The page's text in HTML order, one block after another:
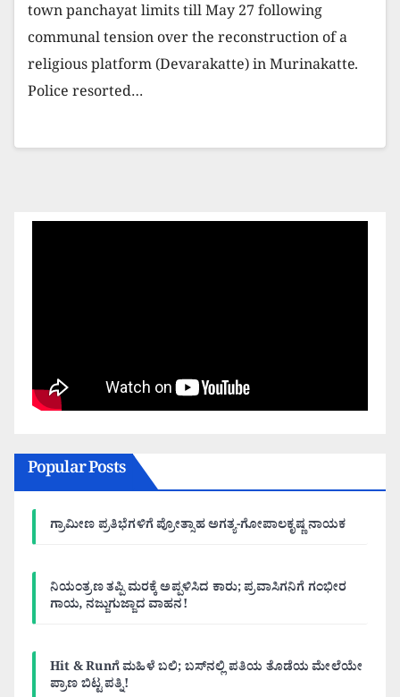
town panchayat limits till May 27 following
communal tension over the reconstruction of a
religious platform (Devarakatte) in Murinakatte.
Police resorted…
Popular Posts
ಗ್ರಾಮೀಣ ಪ್ರತಿಭೆಗಳಿಗೆ ಪ್ರೋತ್ಸಾಹ ಅಗತ್ಯ-ಗೋಪಾಲಕೃಷ್ಣ ನಾಯಕ
ನಿಯಂತ್ರಣ ತಪ್ಪಿ ಮರಕ್ಕೆ ಅಪ್ಪಳಿಸಿದ ಕಾರು; ಪ್ರವಾಸಿಗನಿಗೆ ಗಂಭೀರ
ಗಾಯ, ನಜ್ಜುಗುಜ್ಜಾದ ವಾಹನ!
Hit & Runಗೆ ಮಹಿಳೆ ಬಲಿ; ಬಸ್‌ನಲ್ಲಿ ಪತಿಯ ತೊಡೆಯ ಮೇಲೆಯೇ
ಪ್ರಾಣ ಬಿಟ್ಟ ಪತ್ನಿ!